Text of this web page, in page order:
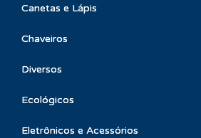
Canetas e Lápis
Chaveiros
Diversos
Ecológicos
Eletrônicos e Acessórios